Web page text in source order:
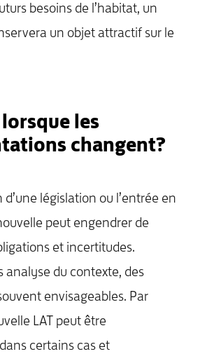
besoins de l’habitat, un
un objet attractif sur le
les
changent?
législation ou l’entrée en
peut engendrer de
et incertitudes.
analyse du contexte, des
envisageables. Par
LAT peut être
certains cas et